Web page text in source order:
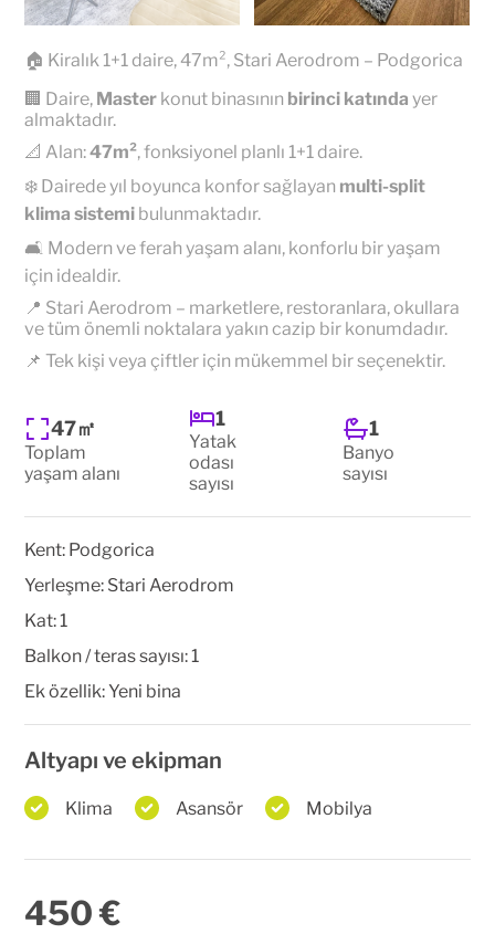
🏠 Kiralık 1+1 daire, 47m², Stari Aerodrom – Podgorica
🏢 Daire, Master konut binasının birinci katında yer
almaktadır.
📐 Alan:47m², fonksiyonel planlı 1+1 daire.
❄️ Dairede yıl boyunca konfor sağlayan multi-split
klima sistemi bulunmaktadır.
🛋️ Modern ve ferah yaşam alanı, konforlu bir yaşam
için idealdir.
📍 Stari Aerodrom – marketlere, restoranlara, okullara
ve tüm önemli noktalara yakın cazip bir konumdadır.
📌 Tek kişi veya çiftler için mükemmel bir seçenektir.
47㎡
Toplam
yaşam alanı
1
Yatak
odası
sayısı
1
Banyo
sayısı
Kent: Podgorica
Yerleşme: Stari Aerodrom
Kat:1
Balkon / teras sayısı:1
Ek özellik:Yeni bina
Altyapı ve ekipman
Klima Asansör Mobilya
450 €